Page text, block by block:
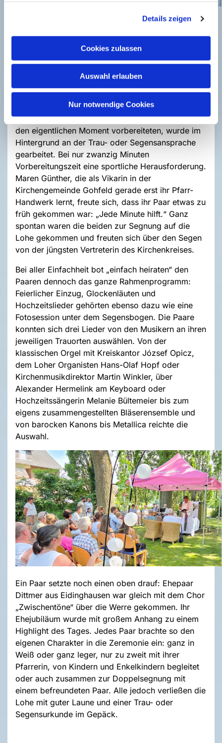
Details zeigen
Cookies zulassen
Auswahl erlauben
Nur notwendige Cookies
Jedes Paar wurde im Schatten der Bäume auf dem
Vorplatz der Martin-Luther-Kirche empfangen. Ob
mit Voranmeldung oder ganz spontan: Niemand
musste lange auf den großen Moment warten. Als
erstes ging es für die Paare zu ihrem Pfarrer, ihrer
Tasche. In einem kurzen Trau- oder
Segensgespräch konnten beide Seiten einander
kennenlernen. Während die Paare sich dann auf
den eigentlichen Moment vorbereiteten, wurde im
Hintergrund an der Trau- oder Segensansprache
gearbeitet. Bei nur zwanzig Minuten
Vorbereitungszeit eine sportliche Herausforderung.
Maren Günther, die als Vikarin in der
Kirchengemeinde Gohfeld gerade erst ihr Pfarr-
Handwerk lernt, freute sich, dass ihr Paar etwas zu
früh gekommen war: „Jede Minute hilft.“ Ganz
spontan waren die beiden zur Segnung auf die
Lohe gekommen und freuten sich über den Segen
von der jüngsten Vertreterin des Kirchenkreises.
Bei aller Einfachheit bot „einfach heiraten“ den
Paaren dennoch das ganze Rahmenprogramm:
Feierlicher Einzug, Glockenläuten und
Hochzeitslieder gehörten ebenso dazu wie eine
Fotosession unter dem Segensbogen. Die Paare
konnten sich drei Lieder von den Musikern an ihren
jeweiligen Trauorten auswählen. Von der
klassischen Orgel mit Kreiskantor József Opicz,
dem Loher Organisten Hans-Olaf Hopf oder
Kirchenmusikdirektor Martin Winkler, über
Alexander Hermelink am Keyboard oder
Hochzeitssängerin Melanie Bültemeier bis zum
eigens zusammengestellten Bläserensemble und
von barocken Kanons bis Metallica reichte die
Auswahl.
Ein Paar setzte noch einen oben drauf: Ehepaar
Dittmer aus Eidinghausen war gleich mit dem Chor
„Zwischentöne“ über die Werre gekommen. Ihr
Ehejubiläum wurde mit großem Anhang zu einem
Highlight des Tages. Jedes Paar brachte so den
eigenen Charakter in die Zeremonie ein: ganz in
Weiß oder ganz leger, nur zu zweit mit ihrer
Pfarrerin, von Kindern und Enkelkindern begleitet
oder auch zusammen zur Doppelsegnung mit
einem befreundeten Paar. Alle jedoch verließen die
Lohe mit guter Laune und einer Trau- oder
Segensurkunde im Gepäck.